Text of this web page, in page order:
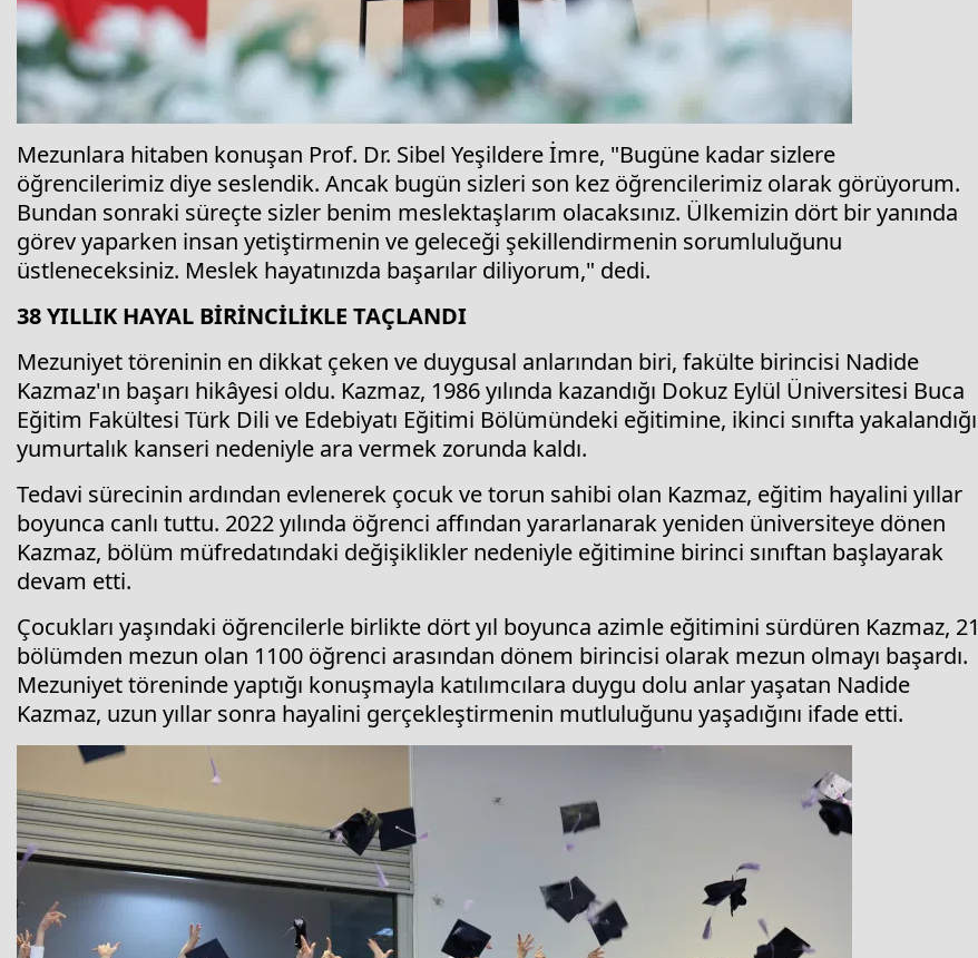
Mezunlara hitaben konuşan Prof. Dr. Sibel Yeşildere İmre, "Bugüne kadar sizlere
öğrencilerimiz diye seslendik. Ancak bugün sizleri son kez öğrencilerimiz olarak görüyorum.
Bundan sonraki süreçte sizler benim meslektaşlarım olacaksınız. Ülkemizin dört bir yanında
görev yaparken insan yetiştirmenin ve geleceği şekillendirmenin sorumluluğunu
üstleneceksiniz. Meslek hayatınızda başarılar diliyorum," dedi.
38 YILLIK HAYAL BİRİNCİLİKLE TAÇLANDI
Mezuniyet töreninin en dikkat çeken ve duygusal anlarından biri, fakülte birincisi Nadide
Kazmaz'ın başarı hikâyesi oldu. Kazmaz, 1986 yılında kazandığı Dokuz Eylül Üniversitesi Buca
Eğitim Fakültesi Türk Dili ve Edebiyatı Eğitimi Bölümündeki eğitimine, ikinci sınıfta yakalandığı
yumurtalık kanseri nedeniyle ara vermek zorunda kaldı.
Tedavi sürecinin ardından evlenerek çocuk ve torun sahibi olan Kazmaz, eğitim hayalini yıllar
boyunca canlı tuttu. 2022 yılında öğrenci affından yararlanarak yeniden üniversiteye dönen
Kazmaz, bölüm müfredatındaki değişiklikler nedeniyle eğitimine birinci sınıftan başlayarak
devam etti.
Çocukları yaşındaki öğrencilerle birlikte dört yıl boyunca azimle eğitimini sürdüren Kazmaz, 21
bölümden mezun olan 1100 öğrenci arasından dönem birincisi olarak mezun olmayı başardı.
Mezuniyet töreninde yaptığı konuşmayla katılımcılara duygu dolu anlar yaşatan Nadide
Kazmaz, uzun yıllar sonra hayalini gerçekleştirmenin mutluluğunu yaşadığını ifade etti.